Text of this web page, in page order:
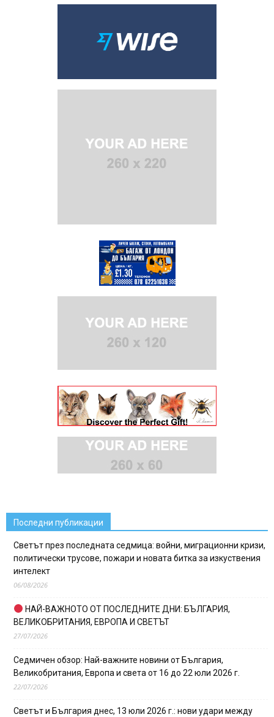
Последни публикации
Светът през последната седмица: войни, миграционни кризи,
политически трусове, пожари и новата битка за изкуствения
интелект
06/08/2026
НАЙ-ВАЖНОТО ОТ ПОСЛЕДНИТЕ ДНИ: БЪЛГАРИЯ,
ВЕЛИКОБРИТАНИЯ, ЕВРОПА И СВЕТЪТ
27/07/2026
Седмичен обзор: Най-важните новини от България,
Великобритания, Европа и света от 16 до 22 юли 2026 г.
22/07/2026
Светът и България днес, 13 юли 2026 г.: нови удари между